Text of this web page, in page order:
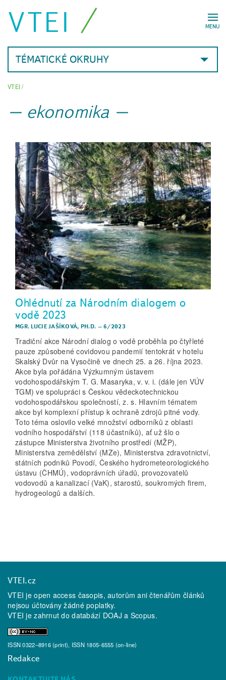
MENU
VTEI
TÉMATICKÉ OKRUHY
VTEI/
ekonomika
Ohlédnutí za Národním dialogem o
vodě 2023
MGR. LUCIE JAŠÍKOVÁ, PH.D. –6/2023
Tradiční akce Národní dialog o vodě proběhla po čtyřleté
pauze způsobené covidovou pandemií tentokrát v hotelu
Skalský Dvůr na Vysočině ve dnech 25. a 26. října 2023.
Akce byla pořádána Výzkumným ústavem
vodohospodářským T. G. Masaryka, v. v. i. (dále jen VÚV
TGM) ve spolupráci s Českou vědecko­technickou
vodohospodářskou společností, z. s. Hlavním tématem
akce byl komplexní přístup k ochraně zdrojů pitné vody.
Toto téma oslovilo velké množství odborníků z oblasti
vodního hospodářství (118 účastníků), ať už šlo o
zástupce Ministerstva životního prostředí (MŽP),
Ministerstva zemědělství (MZe), Ministerstva zdravotnictví,
státních podniků Povodí, Českého hydrometeorologického
ústavu (ČHMÚ), vodoprávních úřadů, provozovatelů
vodovodů a kanalizací (VaK), starostů, soukromých firem,
hydrogeologů a dalších.
VTEI.cz
VTEI je open access časopis, autorům ani čtenářům článků
nejsou účtovány žádné poplatky.
VTEI je zahrnut do databází DOAJ a Scopus.
ISSN 0322–8916 (print), ISSN 1805-6555 (on-line)
Redakce